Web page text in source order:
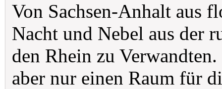
Von Sachsen-Anhalt aus
Nacht und Nebel aus der
den Rhein zu
aber nur einen Raum für